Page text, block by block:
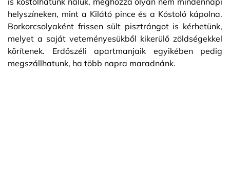
helyszíneken, mint a Kilátó pince és a Kóstoló kápolna.
Borkorcsolyaként frissen sült pisztrángot is kérhetünk,
melyet a saját veteményesükből kikerülő zöldségekkel
körítenek. Erdőszéli apartmanjaik egyikében pedig
megszállhatunk, ha több napra maradnánk.